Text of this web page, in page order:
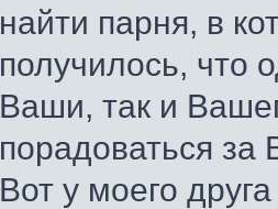
найти парня, в
получилось, что
Ваши, так и
порадоваться за
Вот у моего